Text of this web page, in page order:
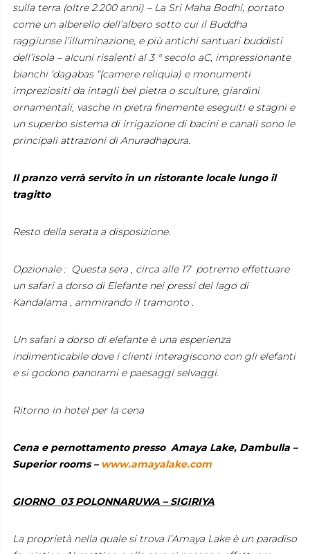
sulla terra (oltre 2.200 anni) – La Sri Maha Bodhi, portato
come un alberello dell’albero sotto cui il Buddha
raggiunse l’illuminazione, e più antichi santuari buddisti
dell’isola – alcuni risalenti al 3 ° secolo aC, impressionante
bianchi ‘dagabas “(camere reliquia) e monumenti
impreziositi da intagli bel pietra o sculture, giardini
ornamentali, vasche in pietra finemente eseguiti e stagni e
un superbo sistema di irrigazione di bacini e canali sono le
principali attrazioni di Anuradhapura.
Il pranzo verrà servito in un ristorante locale lungo il
tragitto
Resto della serata a disposizione.
Opzionale : Questa sera , circa alle 17 potremo effettuare
un safari a dorso di Elefante nei pressi del lago di
Kandalama , ammirando il tramonto .
Un safari a dorso di elefante è una esperienza
indimenticabile dove i clienti interagiscono con gli elefanti
e si godono panorami e paesaggi selvaggi.
Ritorno in hotel per la cena
Cena e pernottamento presso Amaya Lake, Dambulla –
Superior rooms – www.amayalake.com
GIORNO 03 POLONNARUWA – SIGIRIYA
La proprietà nella quale si trova l’Amaya Lake è un paradiso